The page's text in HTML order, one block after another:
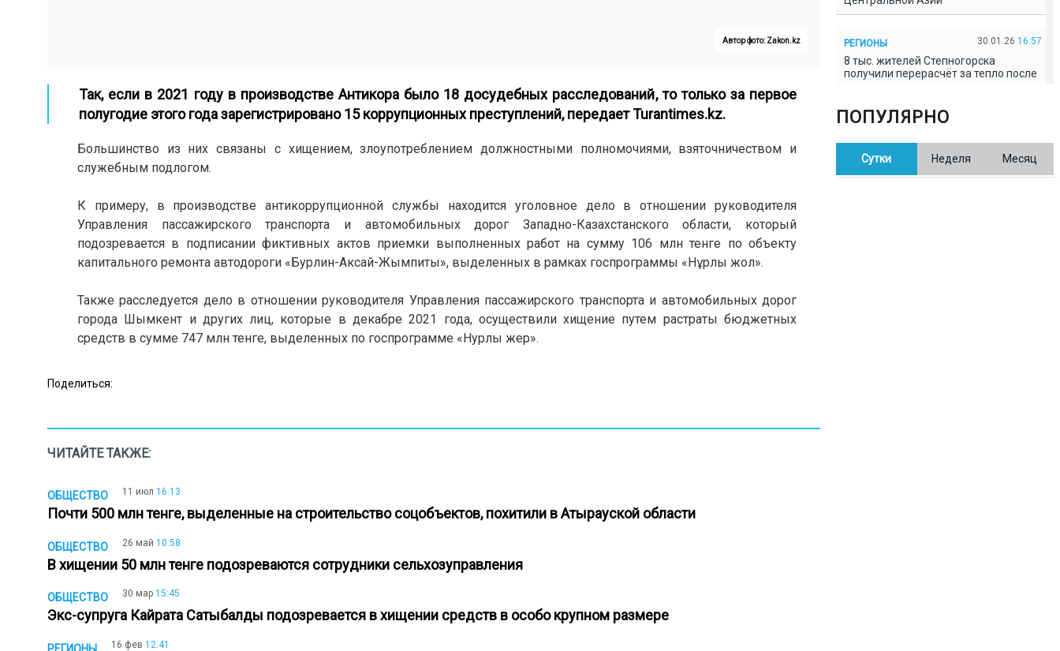
Автор фото: Zakon.kz
Так, если в 2021 году в производстве Антикора было 18 досудебных расследований, то только за первое
полугодие этого года зарегистрировано 15 коррупционных преступлений, передаетTurantimes.kz.
Большинство из них связаны с хищением, злоупотреблением должностными полномочиями, взяточничеством и
служебным подлогом.
К примеру, в производстве антикоррупционной службы находится уголовное дело в отношении руководителя
Управления пассажирского транспорта и автомобильных дорог Западно-Казахстанского области, который
подозревается в подписании фиктивных актов приемки выполненных работ на сумму 106 млн тенге по объекту
капитального ремонта автодороги «Бурлин-Аксай-Жымпиты», выделенных в рамках госпрограммы «Нұрлы жол».
Также расследуется дело в отношении руководителя Управления пассажирского транспорта и автомобильных дорог
города Шымкент и других лиц, которые в декабре 2021 года, осуществили хищение путем растраты бюджетных
средств в сумме 747 млн тенге, выделенных по госпрограмме «Нурлы жер».
Поделиться:
ЧИТАЙТЕ ТАКЖЕ:
ОБЩЕСТВО 11 июл 16:13
Почти 500 млн тенге, выделенные на строительство соцобъектов, похитили в Атырауской области
ОБЩЕСТВО 26 май 10:58
В хищении 50 млн тенге подозреваются сотрудники сельхозуправления
ОБЩЕСТВО 30 мар 15:45
Экс-супруга Кайрата Сатыбалды подозревается в хищении средств в особо крупном размере
РЕГИОНЫ 16 фев 12:41
РЕГИОНЫ 30.01.26 16:57
8 тыс. жителей Степногорска
получили перерасчёт за тепло после
В Казахстане готовят новую
редакцию Конституции: меняется
ПОПУЛЯРНО
Сутки Неделя Месяц